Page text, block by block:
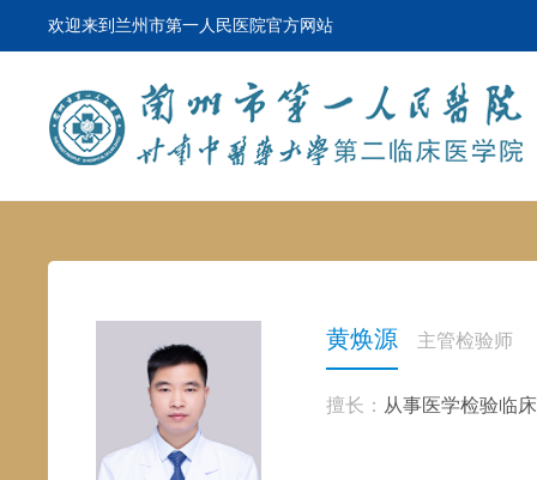
欢迎来到兰州市第一人民医院官方网站
黄焕源 主管检验师
擅长： 从事医学检验临